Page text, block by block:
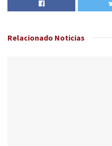
Relacionado Noticias